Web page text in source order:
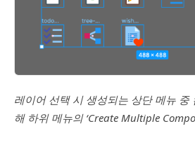
레이어 선택 시 생성되는 상단 메뉴 중
해 하위 메뉴의 ‘Create Multiple